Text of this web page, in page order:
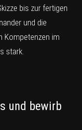
bis zur fertigen
und die
Kompetenzen im
stark.
und bewirb